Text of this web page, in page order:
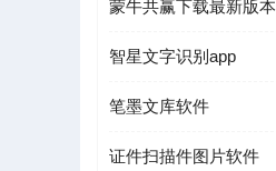
蒙牛共赢下载最新版本
智星文字识别app
笔墨文库软件
证件扫描件图片软件